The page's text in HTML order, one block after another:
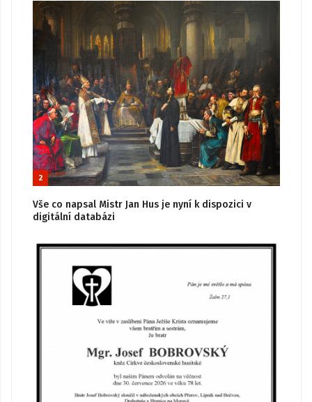
2
Vše co napsal Mistr Jan Hus je nyní k dispozici v
digitální databázi